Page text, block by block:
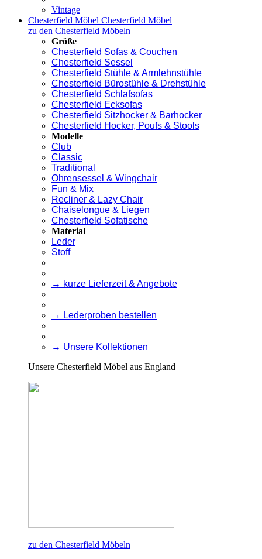
Vintage
Chesterfield Möbel Chesterfield Möbel
zu den Chesterfield Möbeln
Größe
Chesterfield Sofas & Couchen
Chesterfield Sessel
Chesterfield Stühle & Armlehnstühle
Chesterfield Bürostühle & Drehstühle
Chesterfield Schlafsofas
Chesterfield Ecksofas
Chesterfield Sitzhocker & Barhocker
Chesterfield Hocker, Poufs & Stools
Modelle
Club
Classic
Traditional
Ohrensessel & Wingchair
Fun & Mix
Recliner & Lazy Chair
Chaiselongue & Liegen
Chesterfield Sofatische
Material
Leder
Stoff
→ kurze Lieferzeit & Angebote
→ Lederproben bestellen
→ Unsere Kollektionen
Unsere Chesterfield Möbel aus England
zu den Chesterfield Möbeln